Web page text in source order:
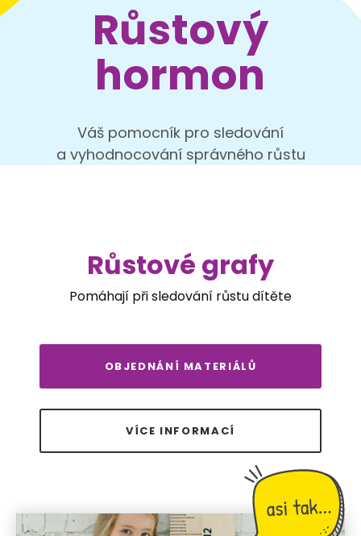
Růstový
hormon
Váš pomocník pro sledování
a vyhodnocování správného růstu
Růstové grafy
Pomáhají při sledování růstu dítěte
OBJEDNÁNÍ MATERIÁLŮ
VÍCE INFORMACÍ